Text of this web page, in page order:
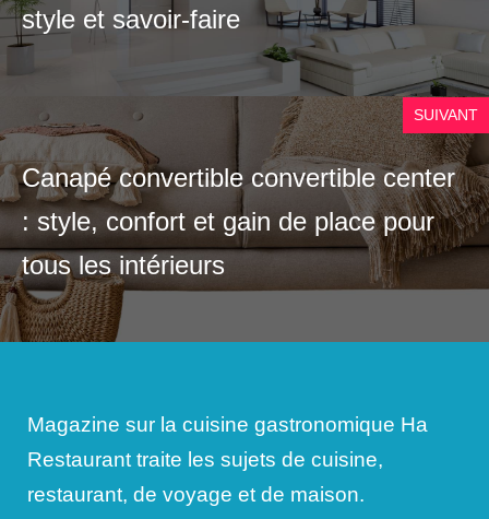
style et savoir-faire
SUIVANT
Canapé convertible convertible center
: style, confort et gain de place pour
tous les intérieurs
Magazine sur la cuisine gastronomique Ha
Restaurant traite les sujets de cuisine,
restaurant, de voyage et de maison.